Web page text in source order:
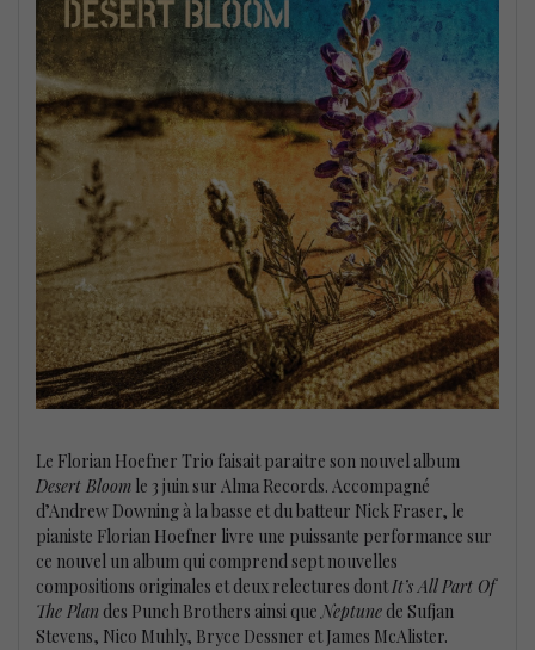
Le Florian Hoefner Trio faisait paraitre son nouvel album
Desert Bloom le 3 juin sur Alma Records. Accompagné
d’Andrew Downing à la basse et du batteur Nick Fraser, le
pianiste Florian Hoefner livre une puissante performance sur
ce nouvel un album qui comprend sept nouvelles
compositions originales et deux relectures dontIt’s All Part Of
The Plan des Punch Brothers ainsi queNeptune de Sufjan
Stevens, Nico Muhly, Bryce Dessner et James McAlister.